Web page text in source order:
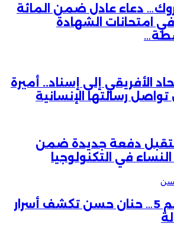
دعاء عادل ضمن المائة
في امتحانات الشهادة
الأفريقي إلى إسناد.. أميرة
تواصل رسالتها الإنسانية
دفعة جديدة ضمن
في التكنولوجيا
لغز الرقم 5… حنان حسن تكشف أسرار